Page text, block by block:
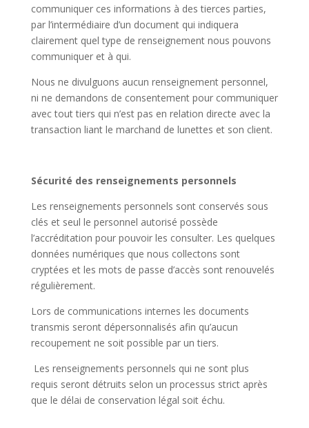
communiquer ces informations à des tierces parties,
par l’intermédiaire d’un document qui indiquera
clairement quel type de renseignement nous pouvons
communiquer et à qui.
Nous ne divulguons aucun renseignement personnel,
ni ne demandons de consentement pour communiquer
avec tout tiers qui n’est pas en relation directe avec la
transaction liant le marchand de lunettes et son client.
Sécurité des renseignements personnels
Les renseignements personnels sont conservés sous
clés et seul le personnel autorisé possède
l’accréditation pour pouvoir les consulter. Les quelques
données numériques que nous collectons sont
cryptées et les mots de passe d’accès sont renouvelés
régulièrement.
Lors de communications internes les documents
transmis seront dépersonnalisés afin qu’aucun
recoupement ne soit possible par un tiers.
Les renseignements personnels qui ne sont plus
requis seront détruits selon un processus strict après
que le délai de conservation légal soit échu.